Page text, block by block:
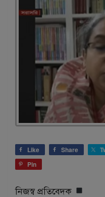
Like Share
Pin
নিজস্ব প্রতিবেদক